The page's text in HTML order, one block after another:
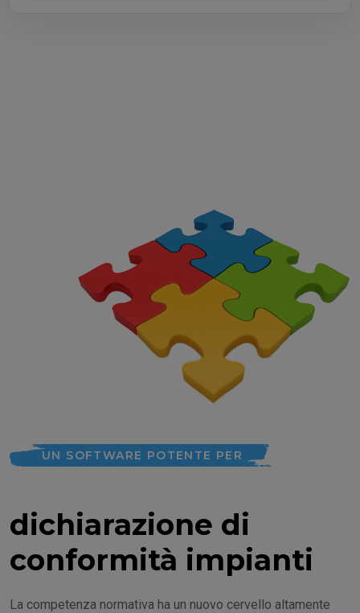
UN SOFTWARE POTENTE PER
dichiarazione di
conformità impianti
La competenza normativa ha un nuovo cervello altamente